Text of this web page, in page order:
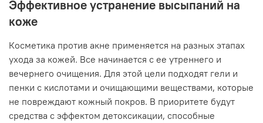
Эффективное устранение высыпаний на
коже
Косметика против акне применяется на разных этапах
ухода за кожей. Все начинается с ее утреннего и
вечернего очищения. Для этой цели подходят гели и
пенки с кислотами и очищающими веществами, которые
не повреждают кожный покров. В приоритете будут
средства с эффектом детоксикации, способные